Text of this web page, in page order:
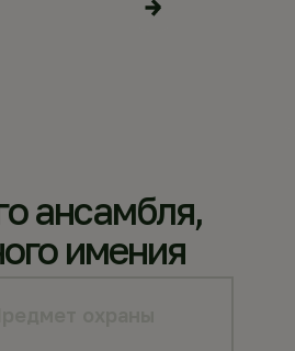
ансамбля,
имения